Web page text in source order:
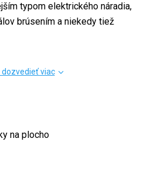
typom elektrického náradia,
brúsením a niekedy tiež
dozvedieť viac
na plocho